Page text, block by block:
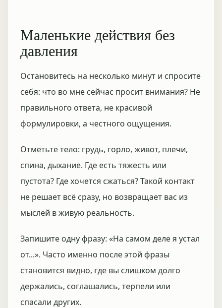
Маленькие действия без
давления
Остановитесь на несколько минут и спросите
себя: что во мне сейчас просит внимания? Не
правильного ответа, не красивой
формулировки, а честного ощущения.
Отметьте тело: грудь, горло, живот, плечи,
спина, дыхание. Где есть тяжесть или
пустота? Где хочется сжаться? Такой контакт
не решает всё сразу, но возвращает вас из
мыслей в живую реальность.
Запишите одну фразу: «На самом деле я устал
от...». Часто именно после этой фразы
становится видно, где вы слишком долго
держались, соглашались, терпели или
спасали других.